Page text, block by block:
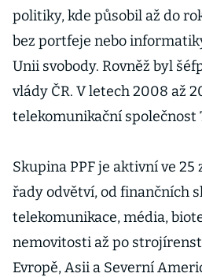
politiky, kde působil až do
bez portfeje nebo
Unii svobody. Rovněž byl
vlády ČR. V letech 2008 až
telekomunikační společnost
Skupina PPF je aktivní ve
řady odvětví, od finančních
telekomunikace, média,
nemovitosti až po
Evropě, Asii a Severní